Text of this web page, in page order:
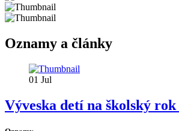
Oznamy a články
01 Jul
Výveska detí na školský rok